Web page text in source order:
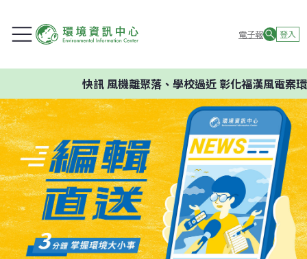
電子報 登入
快訊風機離聚落、學校過近 彰化福漢風電案環